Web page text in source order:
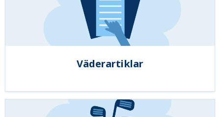
Väderartiklar